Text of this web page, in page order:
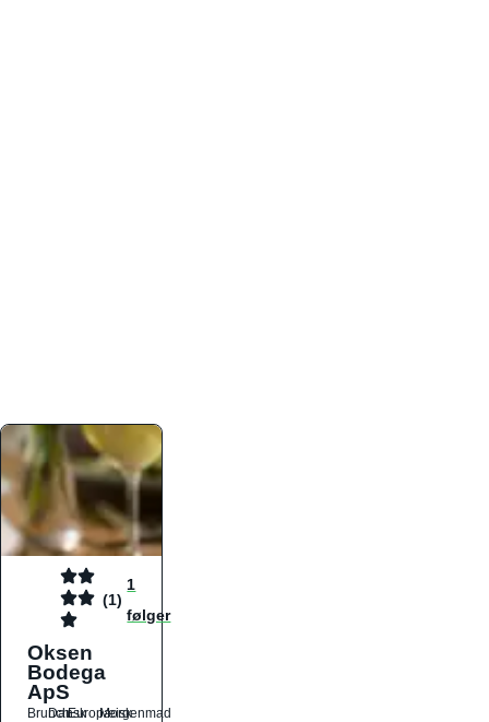
(1)
1
følger
Oksen
Bodega
ApS
Brunch
DanskEuropæiskMorgenmad